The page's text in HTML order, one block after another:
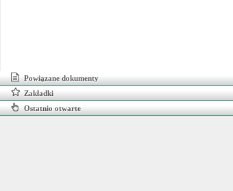
Powiązane dokumenty
Zakładki
Ostatnio otwarte